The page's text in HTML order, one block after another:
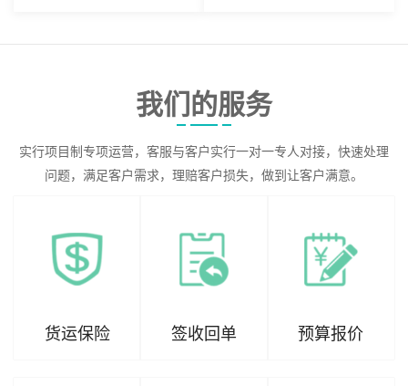
我们的服务
实行项目制专项运营，客服与客户实行一对一专人对接，快速处理
问题，满足客户需求，理赔客户损失，做到让客户满意。
货运保险 签收回单 预算报价